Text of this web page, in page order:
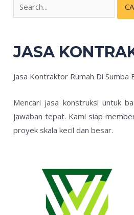
JASA
Jasa Kontraktor Rumah Di
Mencari jasa konstruksi untuk
jawaban tepat. Kami siap
proyek skala kecil dan besar.